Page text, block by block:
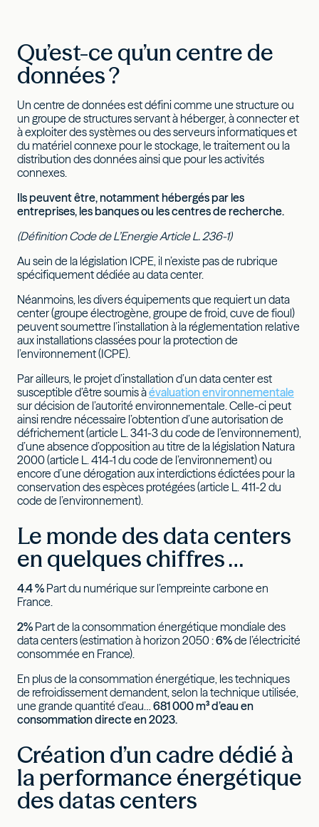
Qu’est-ce qu’un centre de
données ?
Un centre de données est défini comme une structure ou
un groupe de structures servant à héberger, à connecter et
à exploiter des systèmes ou des serveurs informatiques et
du matériel connexe pour le stockage, le traitement ou la
distribution des données ainsi que pour les activités
connexes.
Ils peuvent être, notamment hébergés par les
entreprises, les banques ou les centres de recherche.
(Définition Code de L’Energie Article L. 236-1)
Au sein de la législation ICPE, il n’existe pas de rubrique
spécifiquement dédiée au data center.
Néanmoins, les divers équipements que requiert un data
center (groupe électrogène, groupe de froid, cuve de fioul)
peuvent soumettre l’installation à la réglementation relative
aux installations classées pour la protection de
l’environnement (ICPE).
Par ailleurs, le projet d’installation d’un data center est
susceptible d’être soumis àévaluation environnementale
sur décision de l’autorité environnementale. Celle-ci peut
ainsi rendre nécessaire l’obtention d’une autorisation de
défrichement (article L. 341-3 du code de l’environnement),
d’une absence d’opposition au titre de la législation Natura
2000 (article L. 414-1 du code de l’environnement) ou
encore d’une dérogation aux interdictions édictées pour la
conservation des espèces protégées (article L. 411-2 du
code de l’environnement).
Le monde des data centers
en quelques chiffres …
4.4 % Part du numérique sur l’empreinte carbone en
France.
2% Part de la consommation énergétique mondiale des
data centers (estimation à horizon 2050 :6%de l’électricité
consommée en France).
En plus de la consommation énergétique, les techniques
de refroidissement demandent, selon la technique utilisée,
une grande quantité d’eau… 681 000 m³ d’eau en
consommation directe en 2023.
Création d’un cadre dédié à
la performance énergétique
des datas centers